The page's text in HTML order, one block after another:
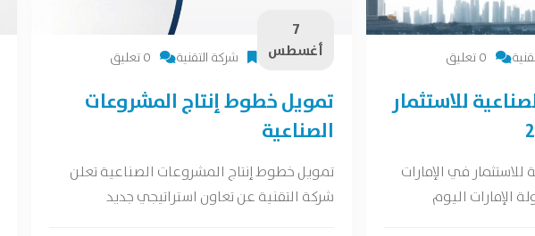
7
أغسطس
شركة التقنية 0 تعليق
تمويل خطوط إنتاج المشروعات
الصناعية
تمويل خطوط إنتاج المشروعات الصناعية تعلن
شركة التقنية عن تعاون استراتيجي جديد
0 تعليق
للاستثمار
في الإمارات